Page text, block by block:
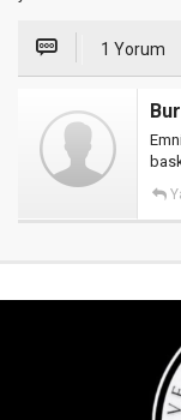
1 Yorum